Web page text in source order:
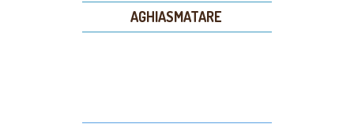
AGHIASMATARE